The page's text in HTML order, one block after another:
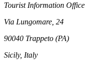
Tourist Information Office
Via Lungomare, 24
90040 Trappeto (PA)
Sicily, Italy